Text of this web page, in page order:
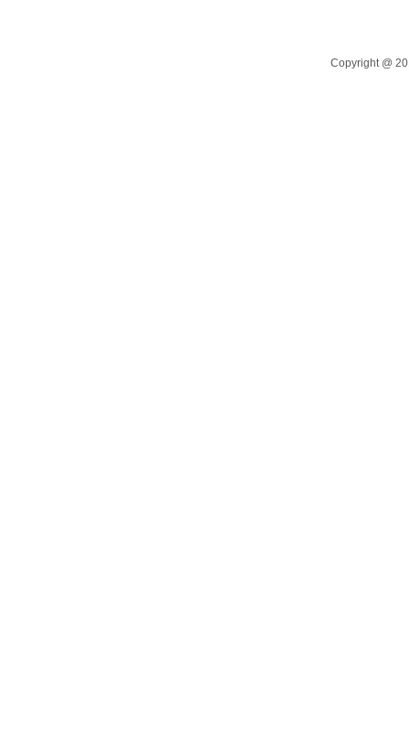
Copyright @